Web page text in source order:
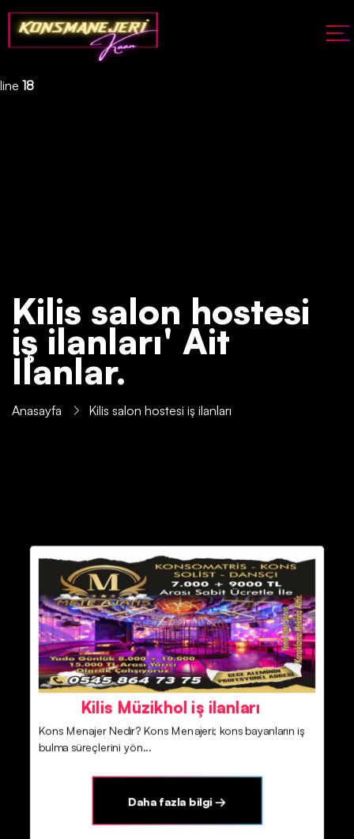
Deprecated: json_decode(): Passing null to parameter #1 ($json)
of type string is deprecated in
/home/konsmenajericom/public_html/api/kontrol/etiket.php
line 18
Kilis salon hostesi
iş ilanları' Ait
İlanlar.
Anasayfa Kilis salon hostesi iş ilanları
Kilis Müzikhol iş ilanları
Kons Menajer Nedir? Kons Menajeri; kons bayanların iş
bulma süreçlerini yön...
Daha fazla bilgi →